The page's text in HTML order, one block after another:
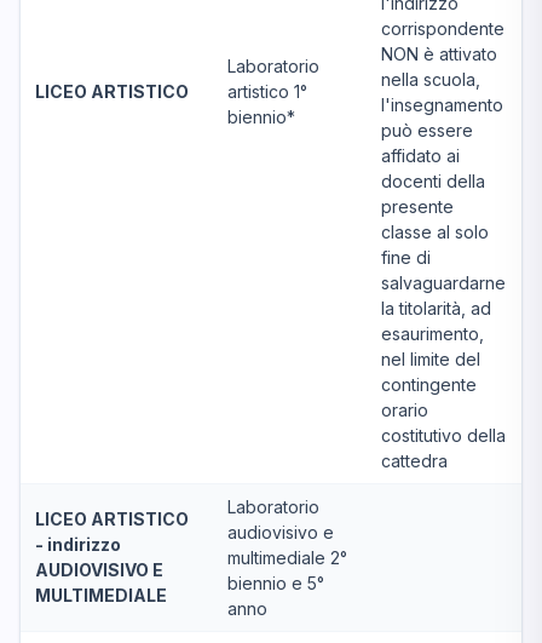
LICEO ARTISTICO
Laboratorio
artistico 1°
biennio*
corrispondente
NON è attivato
nella scuola,
l'insegnamento
può essere
affidato ai
docenti della
presente
classe al solo
fine di
salvaguardarne
la titolarità, ad
esaurimento,
nel limite del
contingente
orario
costitutivo della
cattedra
LICEO ARTISTICO
- indirizzo
AUDIOVISIVO E
MULTIMEDIALE
Laboratorio
audiovisivo e
multimediale 2°
biennio e 5°
anno